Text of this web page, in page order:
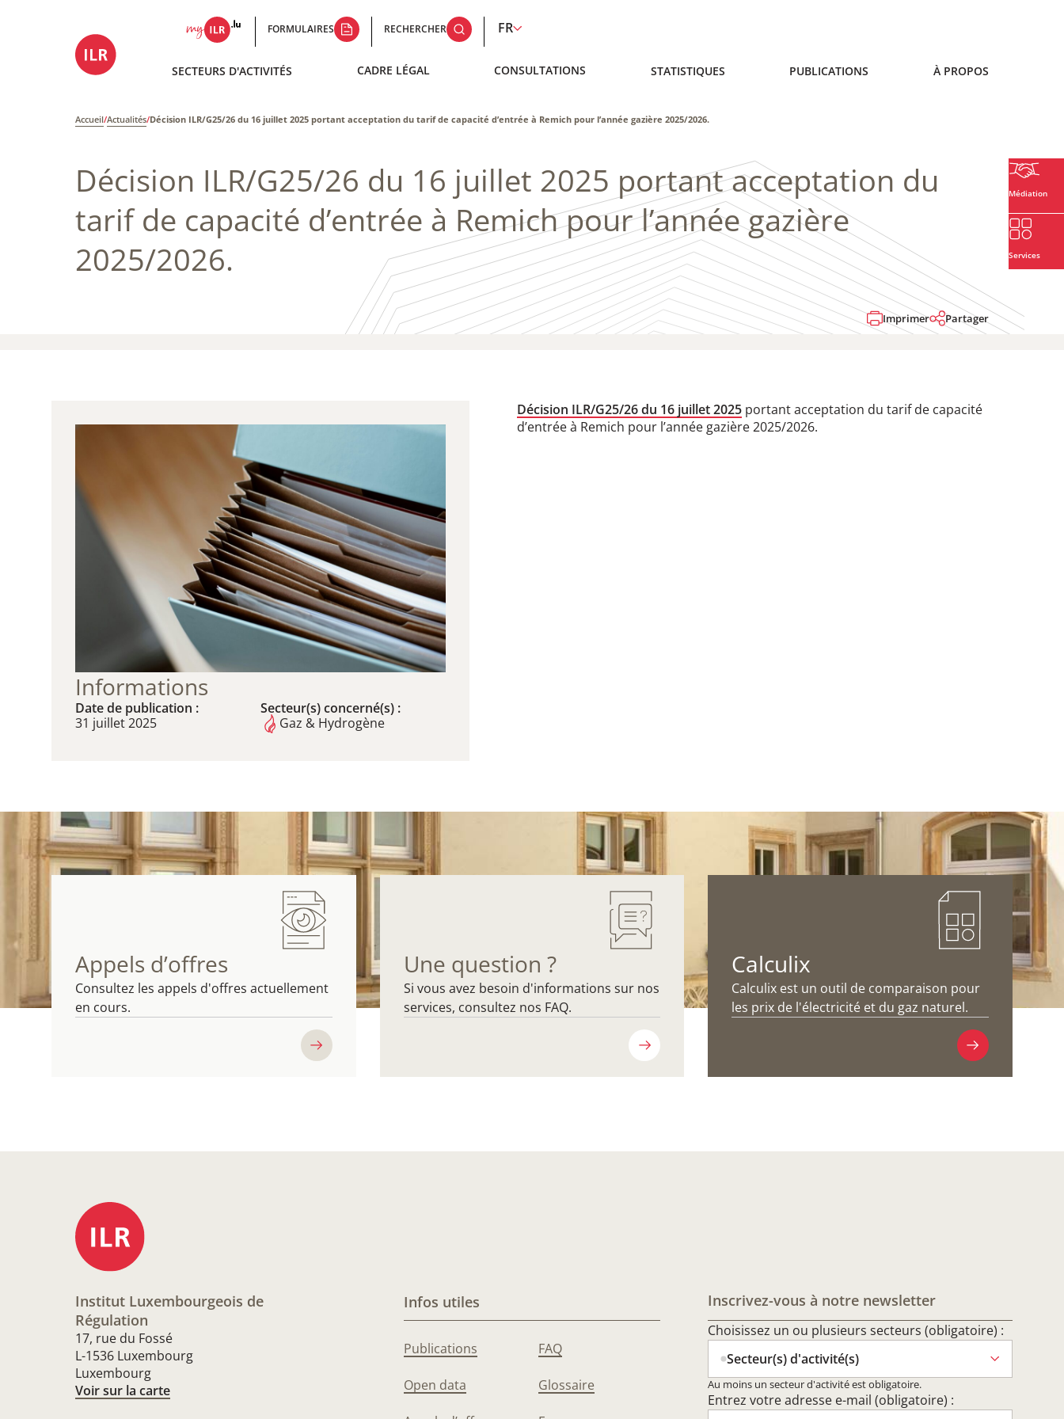
FORMULAIRES RECHERCHER FR
SECTEURS D'ACTIVITÉS CADRE LÉGAL CONSULTATIONS STATISTIQUES PUBLICATIONS À PROPOS
Accueil/Actualités/Décision ILR/G25/26 du 16 juillet 2025 portant acceptation du tarif de capacité d’entrée à Remich pour l’année gazière 2025/2026.
Médiation
Services
Décision ILR/G25/26 du 16 juillet 2025 portant acceptation du
tarif de capacité d’entrée à Remich pour l’année gazière
2025/2026.
Imprimer Partager
Informations
Date de publication :
31 juillet 2025
Secteur(s) concerné(s) :
Gaz & Hydrogène
Décision ILR/G25/26 du 16 juillet 2025 portant acceptation du tarif de capacité
d’entrée à Remich pour l’année gazière 2025/2026.
Appels d’offres
Consultez les appels d'offres actuellement
en cours.
Une question ?
Si vous avez besoin d'informations sur nos
services, consultez nos FAQ.
Calculix
Calculix est un outil de comparaison pour
les prix de l'électricité et du gaz naturel.
Institut Luxembourgeois de
Régulation
17, rue du Fossé
L-1536 Luxembourg
Luxembourg
Voir sur la carte
Infos utiles
Publications
Open data
FAQ
Glossaire
Inscrivez-vous à notre newsletter
Choisissez un ou plusieurs secteurs (obligatoire) :
Secteur(s) d'activité(s)
Au moins un secteur d'activité est obligatoire.
Entrez votre adresse e-mail (obligatoire) :